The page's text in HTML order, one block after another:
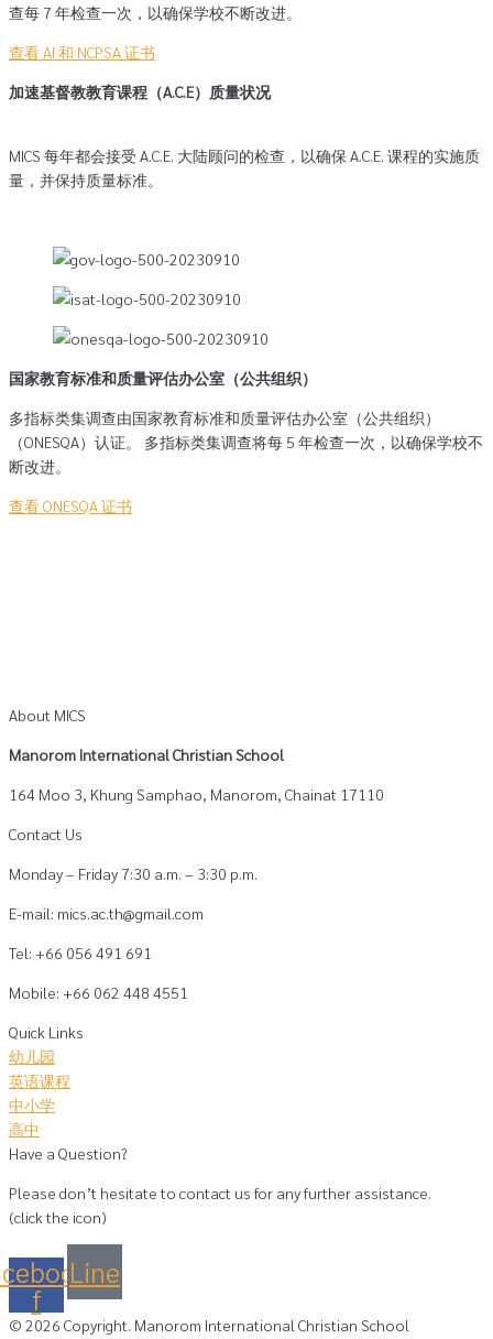
查每 7 年检查一次，以确保学校不断改进。
查看 AI 和 NCPSA 证书
加速基督教教育课程（A.C.E）质量状况
MICS 每年都会接受 A.C.E. 大陆顾问的检查，以确保 A.C.E. 课程的实施质
量，并保持质量标准。
国家教育标准和质量评估办公室（公共组织）
多指标类集调查由国家教育标准和质量评估办公室（公共组织）
（ONESQA）认证。 多指标类集调查将每 5 年检查一次，以确保学校不
断改进。
查看 ONESQA 证书
About MICS
Manorom International Christian School
164 Moo 3, Khung Samphao, Manorom, Chainat 17110
Contact Us
Monday – Friday 7:30 a.m. – 3:30 p.m.
E-mail: mics.ac.th@gmail.com
Tel: +66 056 491 691
Mobile: +66 062 448 4551
Quick Links
幼儿园
英语课程
中小学
高中
Have a Question?
Please don’t hesitate to contact us for any further assistance.
(click the icon)
f
Line
© 2026 Copyright. Manorom International Christian School